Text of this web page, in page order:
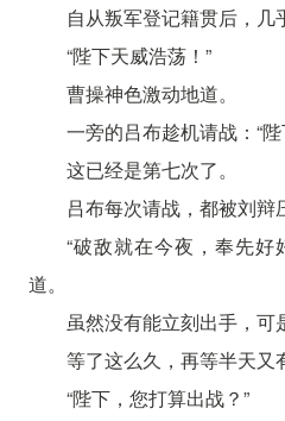
自从叛军登记籍贯后，几
“陛下天威浩荡！”
曹操神色激动地道。
一旁的吕布趁机请战：“
这已经是第七次了。
吕布每次请战，都被刘辩
“破敌就在今夜，奉先好
道。
虽然没有能立刻出手，可
等了这么久，再等半天又
“陛下，您打算出战？”